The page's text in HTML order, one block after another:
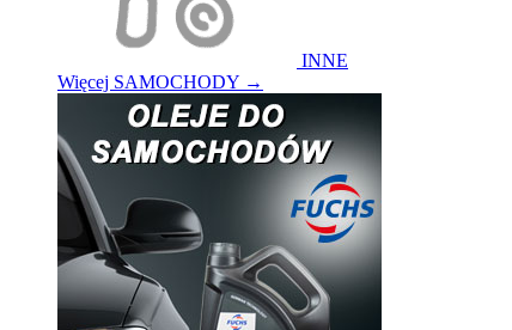
INNE
Więcej SAMOCHODY →